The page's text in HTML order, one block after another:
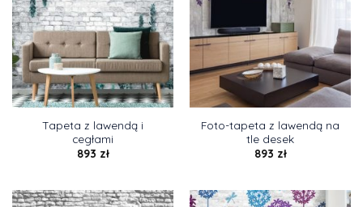
Tapeta z lawendą i
cegłami
893 zł
Foto-tapeta z lawendą na
tle desek
893 zł